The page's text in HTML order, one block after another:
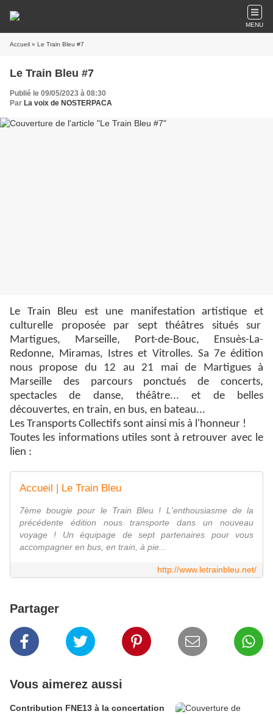
MENU
Accueil » Le Train Bleu #7
Le Train Bleu #7
Publié le 09/05/2023 à 08:30
Par La voix de NOSTERPACA
Le Train Bleu est une manifestation artistique et
culturelle proposée par sept théâtres situés sur
Martigues, Marseille, Port-de-Bouc, Ensuès-La-
Redonne, Miramas, Istres et Vitrolles. Sa 7e édition
nous propose du 12 au 21 mai de Martigues à
Marseille des parcours ponctués de concerts,
spectacles de danse, théâtre... et de belles
découvertes, en train, en bus, en bateau...
Les Transports Collectifs sont ainsi mis à l'honneur !
Toutes les informations utiles sont à retrouver avec le
lien :
Accueil | Le Train Bleu
7ème bougie pour le Train Bleu ! L'enthousiasme de la
précédente édition nous transporte dans un nouveau
voyage ! Un équipage de sept partenaires pour vous
accompagner en bus, en train, à pie...
http://www.letrainbleu.net/
Partager
Vous aimerez aussi
Contribution FNE13 à la concertation